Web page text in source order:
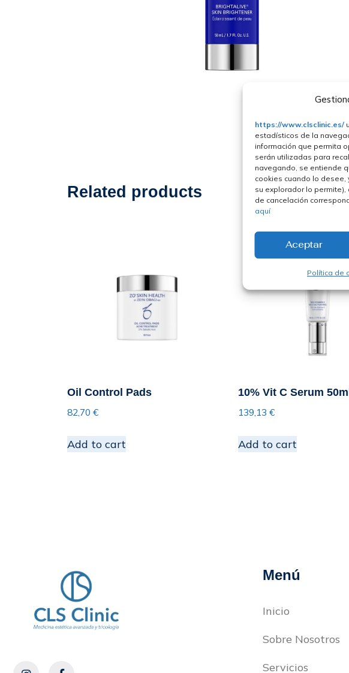
https://www.clsclinic.es/
estadísticos de la
información que permita
serán utilizadas para
navegando, se entiende
cookies cuando lo
su explorador lo
de cancelación
aquí
Aceptar
Política de
Related products
Oil Control Pads
82,70 €
Add to cart
10% Vit C Serum
139,13 €
Add to cart
Menú
Inicio
Sobre Nosotros
Servicios